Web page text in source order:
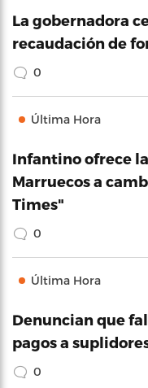
La gobernadora
recaudación de
0
Última Hora
Infantino ofrece
Marruecos a
Times"
0
Última Hora
Denuncian que
pagos a
0